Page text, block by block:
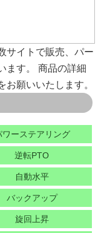
サイトで販売、パー
ます。 商品の詳細
願いいたします。
ワーステアリング
逆転PTO
自動水平
バックアップ
旋回上昇